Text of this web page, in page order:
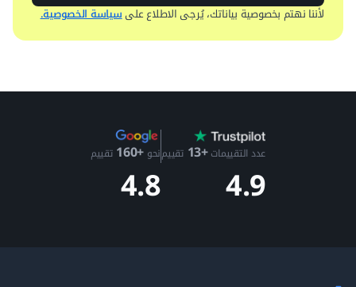
لأننا نهتم بخصوصية بياناتك، يُرجى الاطلاع علىسياسة الخصوصية.
عدد التقييمات+13 تقييم
4.9
نحو +160 تقييم
4.8